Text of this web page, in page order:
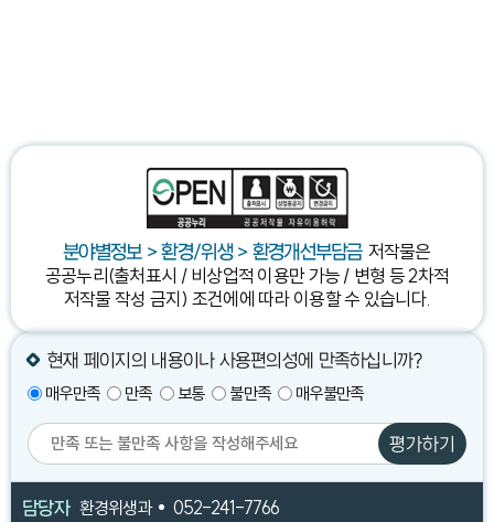
분야별정보 > 환경/위생 > 환경개선부담금 저작물은
공공누리(출처표시 / 비상업적 이용만 가능 / 변형 등 2차적
저작물 작성 금지) 조건에에 따라 이용할 수 있습니다.
현재 페이지의 내용이나 사용편의성에 만족하십니까?
매우만족 만족 보통 불만족 매우불만족
평가하기
담당자 환경위생과
052-241-7766